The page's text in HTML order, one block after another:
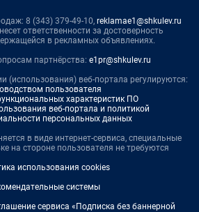
8 (343) 379-49-10, reklamae1@shkulev.ru
ответственности за достоверность
в рекламных объявлениях.
партнёрства: e1pr@shkulev.ru
(использования) веб-портала регулируются:
пользователя
характеристик ПО
веб-портала и политикой
персональных данных
в виде интернет-сервиса, специальные
на стороне пользователя не требуются
использования cookies
системы
сервиса «Подписка без баннерной